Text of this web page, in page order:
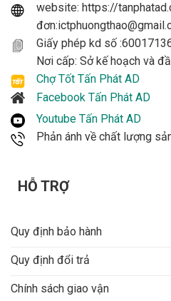
website: https://
Giấy phép kd số
Nơi cấp: Sở kế hoạch và
Chợ Tốt Tấn Phát AD
Facebook Tấn Phát AD
Youtube Tấn Phát AD
Phản ánh về chất lượng
HỖ TRỢ
Quy định bảo hành
Quy định đổi trả
Chính sách giao vận